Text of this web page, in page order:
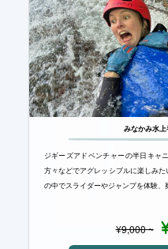
みなかみ水
ジギーズアドベンチャーの半日キャ
方々などでアグレッシブルに楽しみ
の中でスライダーやジャンプを体験、
¥9,000~